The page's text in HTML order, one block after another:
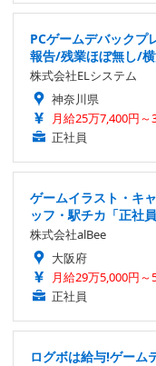
PCゲームデバックプ
報告/残業ほぼ無し/
株式会社ELシステム
神奈川県
月給25万7,400円～
正社員
ゲームイラスト・キ
ッフ・駅チカ「正社
株式会社alBee
大阪府
月給29万5,000円～
正社員
ログボは給与!ゲーム